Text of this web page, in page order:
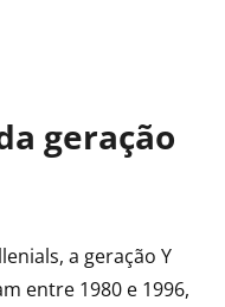
geração
a geração Y
entre 1980 e 1996,